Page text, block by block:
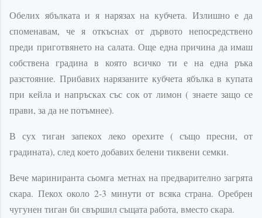
Обелих ябълката и я нарязах на кубчета. Излишно е да
споменавам, че я откъснах от дървото непосредствено
преди приготвянето на салата. Още една причина да имаш
собствена градина в която всичко ти е на една ръка
разстояние. Прибавих нарязаните кубчета ябълка в купата
при кейла и напръсках със сок от лимон ( знаете защо се
прави, за да не потъмнее).
В сух тиган запекох леко орехите ( също пресни, от
градината), след което добавих белени тиквени семки.
Вече мариниранта сьомга метнах на предварително загрята
скара. Пекох около 2-3 минути от всяка страна. Оребрен
чугунен тиган би свършил същата работа, вместо скара.